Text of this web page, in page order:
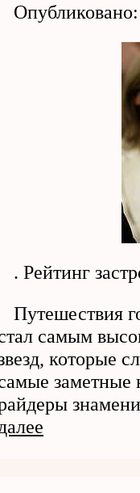
. Рейтинг
Путешествия
самым
которые
заметные
далее